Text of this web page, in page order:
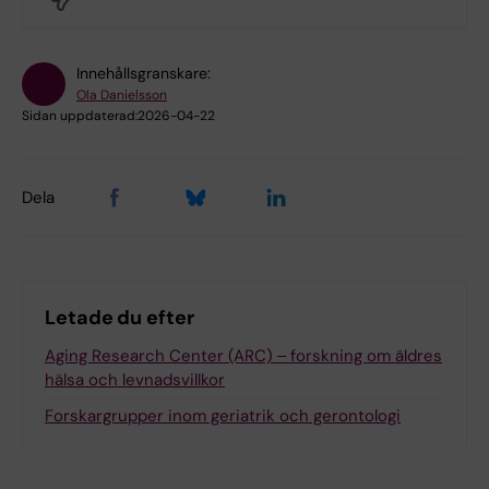
Innehållsgranskare:
Ola Danielsson
Sidan uppdaterad:2026-04-22
Dela
Letade du efter
Aging Research Center (ARC) ‒ forskning om äldres
hälsa och levnadsvillkor
Forskargrupper inom geriatrik och gerontologi